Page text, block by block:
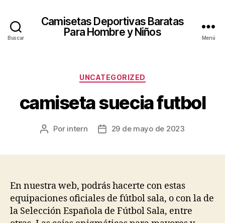
Buscar
Camisetas Deportivas Baratas
Para Hombre y Niños
Menú
Categorías
UNCATEGORIZED
camiseta suecia futbol
Autor
Por intern
Fecha29 de mayo de 2023
En nuestra web, podrás hacerte con estas
equipaciones oficiales de fútbol sala, o con la de
la Selección Española de Fútbol Sala, entre